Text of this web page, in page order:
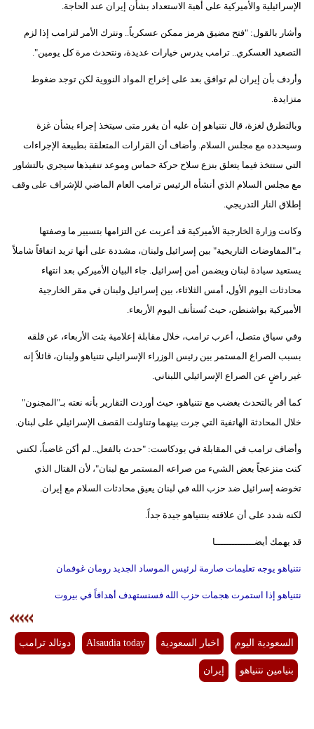
الإسرائيلية والأميركية على أهبة الاستعداد بشأن إيران عند الحاجة.
وأشار بالقول: "فتح مضيق هرمز ممكن عسكرياً.. ونترك الأمر لترامب إذا لزم
التصعيد العسكري.. ترامب يدرس خيارات عديدة، ونتحدث مرة كل يومين".
وأردف بأن إيران لم توافق بعد على إخراج المواد النووية لكن توجد ضغوط
متزايدة.
وبالتطرق لغزة، قال نتنياهو إن عليه أن يقرر متى سيتخذ إجراء بشأن غزة
وسيحدده مع مجلس السلام. وأضاف أن القرارات المتعلقة بطبيعة الإجراءات
التي ستتخذ فيما يتعلق بنزع سلاح حركة حماس وموعد تنفيذها سيجري بالتشاور
مع مجلس السلام الذي أنشأه الرئيس ترامب العام الماضي للإشراف على وقف
إطلاق النار التدريجي.
وكانت وزارة الخارجية الأميركية قد أعربت عن التزامها بتسيير ما وصفتها
بـ"المفاوضات التاريخية" بين إسرائيل ولبنان، مشددة على أنها تريد اتفاقاً شاملاً
يستعيد سيادة لبنان ويضمن أمن إسرائيل. جاء البيان الأميركي بعد انتهاء
محادثات اليوم الأول، أمس الثلاثاء، بين إسرائيل ولبنان في مقر الخارجية
الأميركية بواشنطن، حيث تُستأنف اليوم الأربعاء.
وفي سياق متصل، أعرب ترامب، خلال مقابلة إعلامية بثت الأربعاء، عن قلقه
بسبب الصراع المستمر بين رئيس الوزراء الإسرائيلي نتنياهو ولبنان، قائلاً إنه
غير راضٍ عن الصراع الإسرائيلي اللبناني.
كما أقر بالتحدث بغضب مع نتنياهو، حيث أوردت التقارير بأنه نعته بـ"المجنون"
خلال المحادثة الهاتفية التي جرت بينهما وتناولت القصف الإسرائيلي على لبنان.
وأضاف ترامب في المقابلة في بودكاست: "حدث بالفعل.. لم أكن غاضباً، لكنني
كنت منزعجاً بعض الشيء من صراعه المستمر مع لبنان"، لأن القتال الذي
تخوضه إسرائيل ضد حزب الله في لبنان يعيق محادثات السلام مع إيران.
لكنه شدد على أن علاقته بنتنياهو جيدة جداً.
قد يهمك أيضــــــــــــــا
نتنياهو يوجه تعليمات صارمة لرئيس الموساد الجديد رومان غوفمان
نتنياهو إذا استمرت هجمات حزب الله فسنستهدف أهدافاً في بيروت
السعودية اليوم اخبار السعودية Alsaudia today دونالد ترامب
بنيامين نتنياهو إيران